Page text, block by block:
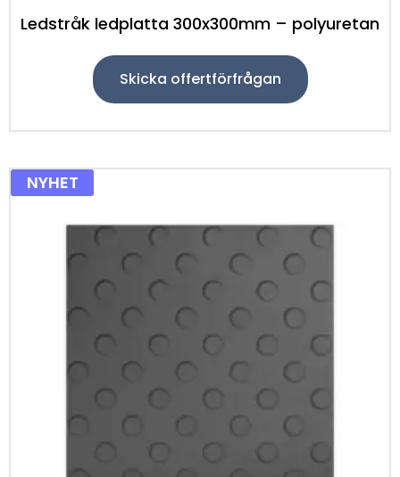
Ledstråk ledplatta 300x300mm – polyuretan
Skicka offertförfrågan
NYHET